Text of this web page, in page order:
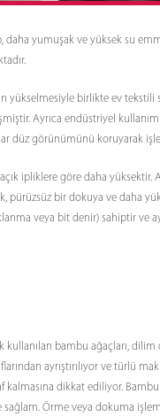
daha yumuşak ve yüksek su
yükselmesiyle birlikte ev
Ayrıca endüstriyel
düz görünümünü koruyarak
ipliklere göre daha yüksektir.
pürüzsüz bir dokuya ve daha
veya bit denir) sahiptir ve
bambu ağaçları,
ayrıştırılıyor ve türlü
dikkat ediliyor.
sağlam. Örme veya dokuma